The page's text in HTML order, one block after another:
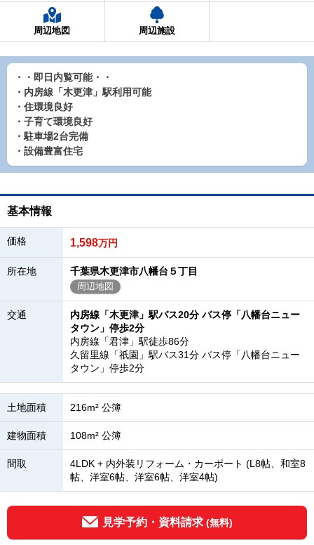
周辺地図 周辺施設
・・即日内覧可能・・
・内房線「木更津」駅利用可能
・住環境良好
・子育て環境良好
・駐車場2台完備
・設備豊富住宅
基本情報
価格 1,598万円
所在地 千葉県木更津市八幡台５丁目
周辺地図
交通
内房線「木更津」駅バス20分 バス停「八幡台ニュー
タウン」停歩2分
内房線「君津」駅徒歩86分
久留里線「祇園」駅バス31分 バス停「八幡台ニュー
タウン」停歩2分
土地面積 216m² 公簿
建物面積 108m² 公簿
間取
4LDK + 内外装リフォーム・カーポート (L8帖、和室8
帖、洋室6帖、洋室6帖、洋室4帖)
見学予約・資料請求 (無料)